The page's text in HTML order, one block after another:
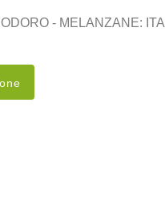
- MELANZANE: